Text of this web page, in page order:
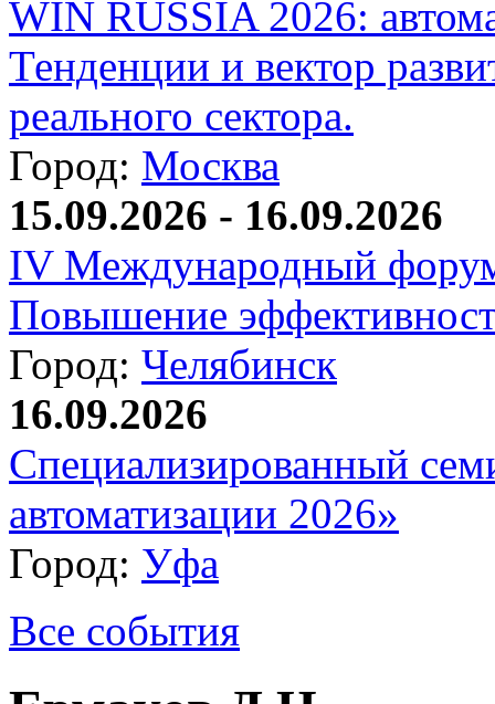
WIN RUSSIA 2026:
Тенденции и вектор
реального сектора.
Город: Москва
15.09.2026 - 16.09.2026
IV Международный
Повышение
Город: Челябинск
16.09.2026
Специализированный
автоматизации 2026»
Город: Уфа
Все события